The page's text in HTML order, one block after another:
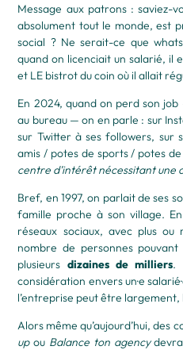
Message aux patrons : saviez-
absolument tout le monde, est
social ? Ne serait-ce que
quand on licenciait un salarié, il
et LE bistrot du coin où il allait
En 2024, quand on perd son
au bureau — on en parle : sur
sur Twitter à ses followers, sur
amis / potes de sports / potes
centre d’intérêt nécessitant une
Bref, en 1997, on parlait de ses
famille proche à son village.
réseaux sociaux, avec plus
nombre de personnes
plusieurs dizaines de milliers.
considération envers un·e
l’entreprise peut être
Alors même qu’aujourd’hui, des
upou Balance ton agency